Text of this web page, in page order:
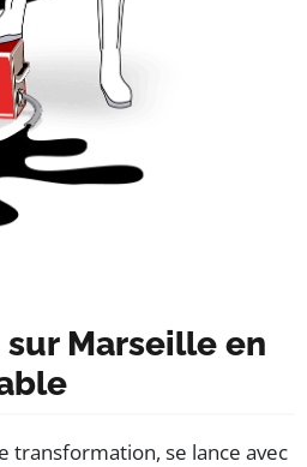
Marseille en
transformation, se lance avec